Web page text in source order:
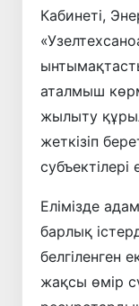
Кабинеті,
аталмыш
жылыту
жеткізіп
Елімізде
барлық
белгіленген
жақсы өмір